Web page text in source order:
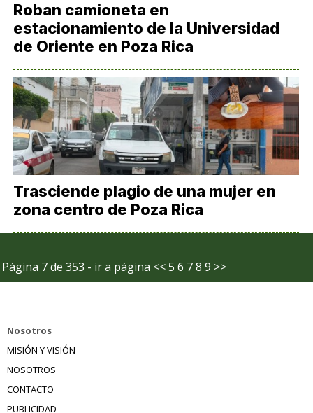
Roban camioneta en
estacionamiento de la Universidad
de Oriente en Poza Rica
Trasciende plagio de una mujer en
zona centro de Poza Rica
Página 7 de 353 - ir a página <<5 6 78 9 >>
Nosotros
MISIÓN Y VISIÓN
NOSOTROS
CONTACTO
PUBLICIDAD